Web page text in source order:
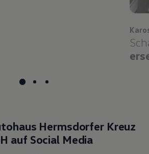
Hermsdorfer Kreuz
auf Social Media